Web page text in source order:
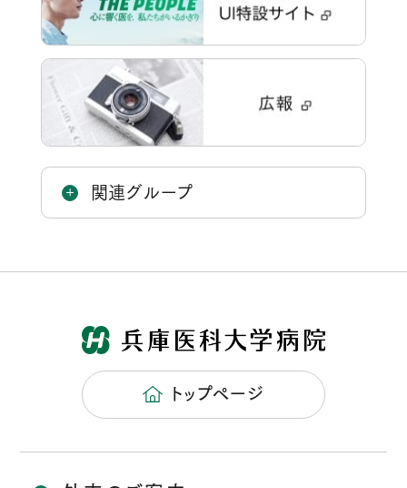
関連グループ
トップページ